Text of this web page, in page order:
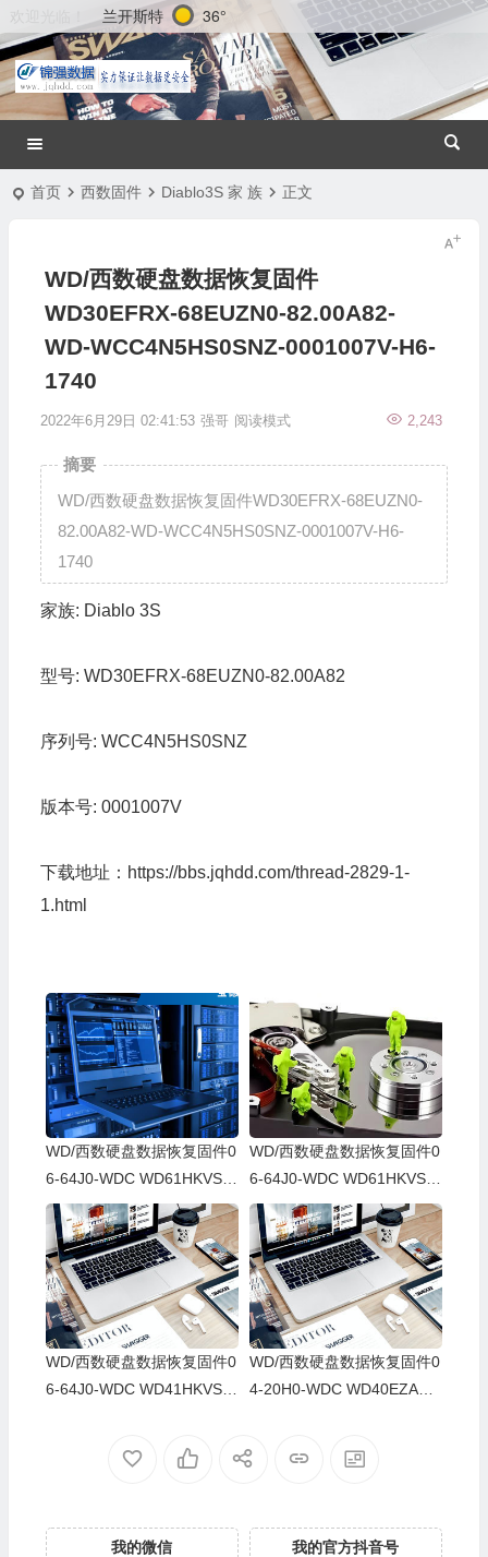
兰开斯特 36°
首页 西数固件 Diablo3S 家 族 正文
WD/西数硬盘数据恢复固件
WD30EFRX-68EUZN0-82.00A82-
WD-WCC4N5HS0SNZ-0001007V-H6-
1740
2022年6月29日 02:41:53 强哥 2,243
阅读模式
摘要
WD/西数硬盘数据恢复固件WD30EFRX-68EUZN0-
82.00A82-WD-WCC4N5HS0SNZ-0001007V-H6-
1740
家族: Diablo 3S
型号: WD30EFRX-68EUZN0-82.00A82
序列号: WCC4N5HS0SNZ
版本号: 0001007V
下载地址： https://bbs.jqhdd.com/thread-2829-1-
1.html
WD/西数硬盘数据恢复固件0
6-64J0-WDC WD61HKVS-7
8AUSY0-80-00A80-WD-WX
52D71DH04K-00060064-27
00
WD/西数硬盘数据恢复固件0
6-64J0-WDC WD61HKVS-7
8AUSY0-80-00A80-WD-WX
22D2143CAS-00060064-27
00
WD/西数硬盘数据恢复固件0
6-64J0-WDC WD41HKVS-7
WD/西数硬盘数据恢复固件0
4-20H0-WDC WD40EZAZ-0
700
我的微信
我的官方抖音号